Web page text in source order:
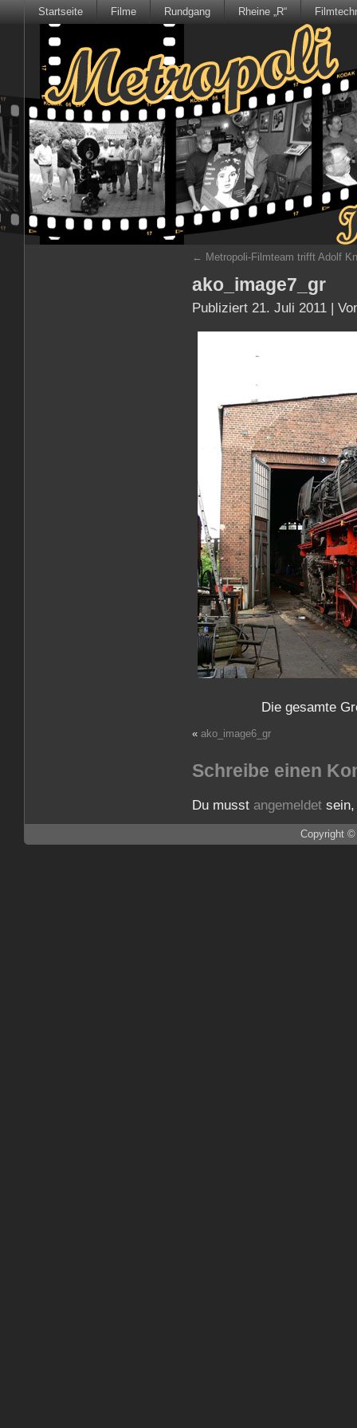
Startseite Filme Rundgang Rheine „R“
← Metropoli-Filmteam trifft Adolf
ako_image7_gr
Publiziert 21. Juli 2011 |
Die gesamte
« ako_image6_gr
Schreibe einen
Du musst angemeldet
Copyright ©